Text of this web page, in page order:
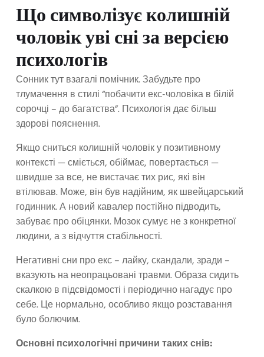
Що символізує колишній
чоловік уві сні за версією
психологів
Сонник тут взагалі помічник. Забудьте про
тлумачення в стилі “побачити екс-чоловіка в білій
сорочці – до багатства”. Психологія дає більш
здорові пояснення.
Якщо сниться колишній чоловік у позитивному
контексті — сміється, обіймає, повертається —
швидше за все, не вистачає тих рис, які він
втілював. Може, він був надійним, як швейцарський
годинник. А новий кавалер постійно підводить,
забуває про обіцянки. Мозок сумує не з конкретної
людини, а з відчуття стабільності.
Негативні сни про екс – лайку, скандали, зради –
вказують на неопрацьовані травми. Образа сидить
скалкою в підсвідомості і періодично нагадує про
себе. Це нормально, особливо якщо розставання
було болючим.
Основні психологічні причини таких снів: